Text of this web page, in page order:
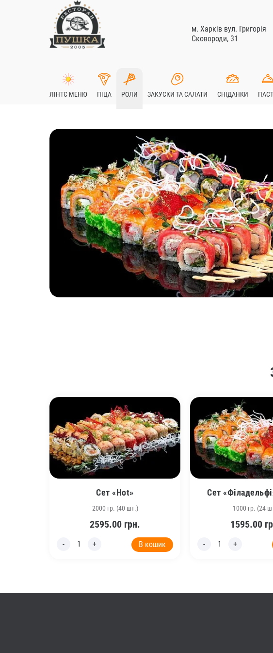
м. Харків вул. Григорія
Сковороди, 31
ЛІНТЄ МЕНЮ ПІЦА РОЛИ ЗАКУСКИ ТА САЛАТИ СНІДАНКИ
Сет «Hot»
2000 гр. (40 шт.)
2595.00 грн.
В кошик
Сет
1000 гр. (24
1595.00